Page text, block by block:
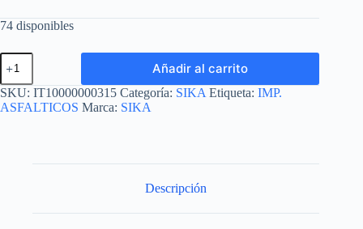
74 disponibles
EMULSIKA+
PRIMER
MX
CUBETA
19
Añadir al carrito
SKU: IT10000000315 Categoría: SIKA Etiqueta: IMP.
ASFALTICOS Marca: SIKA
Descripción